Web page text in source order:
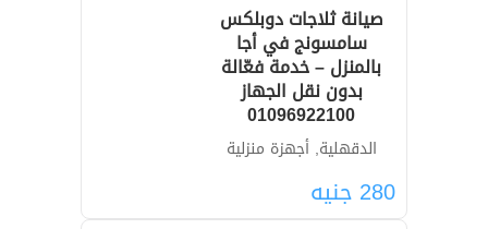
صيانة ثلاجات دوبلكس
سامسونج في أجا
بالمنزل – خدمة فعّالة
بدون نقل الجهاز
01096922100
الدقهلية, أجهزة منزلية
280 جنيه